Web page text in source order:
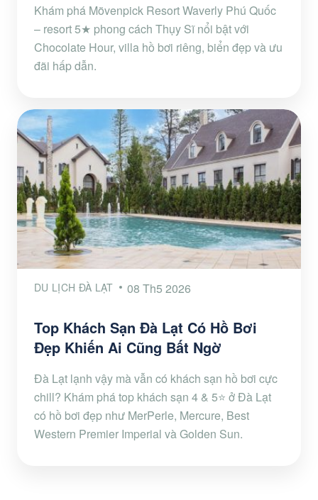
Khám phá Mövenpick Resort Waverly Phú Quốc
– resort 5★ phong cách Thụy Sĩ nổi bật với
Chocolate Hour, villa hồ bơi riêng, biển đẹp và ưu
đãi hấp dẫn.
DU LỊCH ĐÀ LẠT 08 Th5 2026
Top Khách Sạn Đà Lạt Có Hồ Bơi
Đẹp Khiến Ai Cũng Bất Ngờ
Đà Lạt lạnh vậy mà vẫn có khách sạn hồ bơi cực
chill? Khám phá top khách sạn 4 & 5⭐ ở Đà Lạt
có hồ bơi đẹp như MerPerle, Mercure, Best
Western Premier Imperial và Golden Sun.